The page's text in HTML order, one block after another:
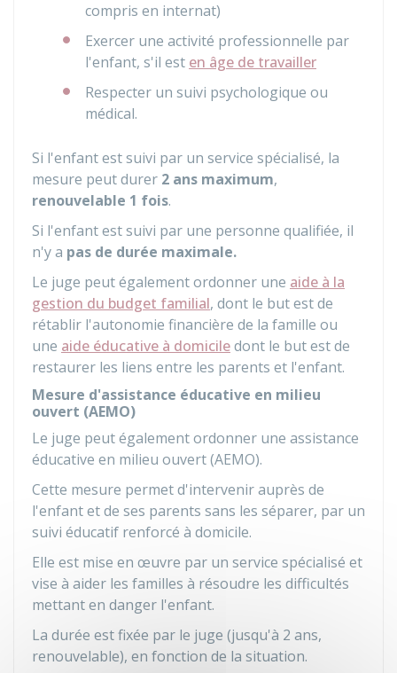
compris en internat)
Exercer une activité professionnelle par
l'enfant, s'il est en âge de travailler
Respecter un suivi psychologique ou
médical.
Si l'enfant est suivi par un service spécialisé, la
mesure peut durer 2 ans maximum,
renouvelable 1 fois.
Si l'enfant est suivi par une personne qualifiée, il
n'y a pas de durée maximale.
Le juge peut également ordonner une aide à la
gestion du budget familial, dont le but est de
rétablir l'autonomie financière de la famille ou
une aide éducative à domiciledont le but est de
restaurer les liens entre les parents et l'enfant.
Mesure d'assistance éducative en milieu
ouvert (AEMO)
Le juge peut également ordonner une assistance
éducative en milieu ouvert (AEMO).
Cette mesure permet d'intervenir auprès de
l'enfant et de ses parents sans les séparer, par un
suivi éducatif renforcé à domicile.
Elle est mise en œuvre par un service spécialisé et
vise à aider les familles à résoudre les difficultés
mettant en danger l'enfant.
La durée est fixée par le juge (jusqu'à 2 ans,
renouvelable), en fonction de la situation.